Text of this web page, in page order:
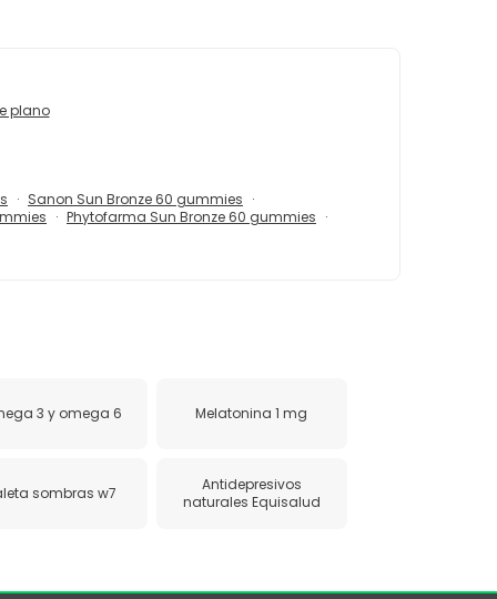
plano
Sanon Sun Bronze 60 gummies
Phytofarma Sun Bronze 60 gummies
3 y omega 6 Melatonina 1 mg
sombras w7
Antidepresivos
naturales Equisalud